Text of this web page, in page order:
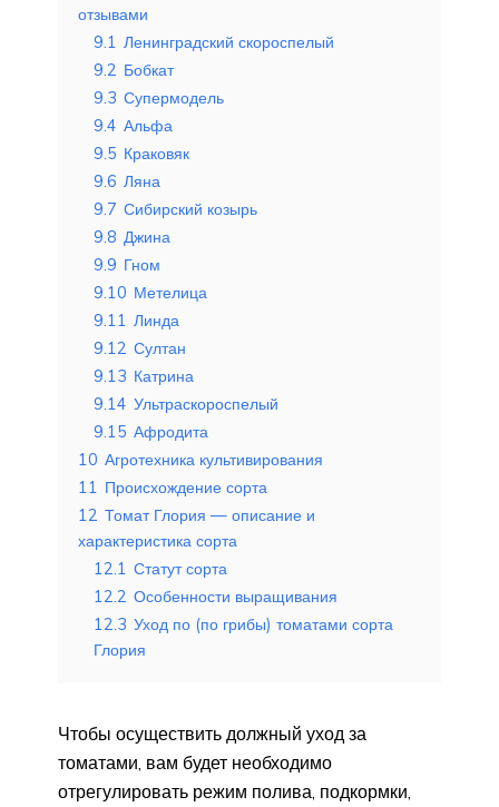
отзывами
9.1 Ленинградский скороспелый
9.2 Бобкат
9.3 Супермодель
9.4 Альфа
9.5 Краковяк
9.6 Ляна
9.7 Сибирский козырь
9.8 Джина
9.9 Гном
9.10 Метелица
9.11 Линда
9.12 Султан
9.13 Катрина
9.14 Ультраскороспелый
9.15 Афродита
10 Агротехника культивирования
11 Происхождение сорта
12 Томат Глория — описание и
характеристика сорта
12.1 Статут сорта
12.2 Особенности выращивания
12.3 Уход по (по грибы) томатами сорта
Глория
Чтобы осуществить должный уход за
томатами, вам будет необходимо
отрегулировать режим полива, подкормки,